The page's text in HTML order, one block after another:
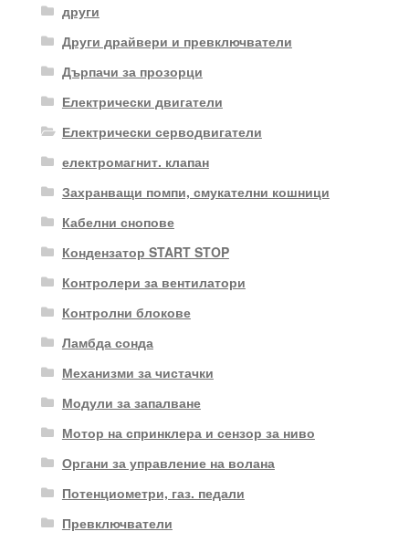
други
Други драйвери и превключватели
Дърпачи за прозорци
Електрически двигатели
Електрически серводвигатели
електромагнит. клапан
Захранващи помпи, смукателни кошници
Кабелни снопове
Кондензатор START STOP
Контролери за вентилатори
Контролни блокове
Ламбда сонда
Механизми за чистачки
Модули за запалване
Мотор на спринклера и сензор за ниво
Органи за управление на волана
Потенциометри, газ. педали
Превключватели